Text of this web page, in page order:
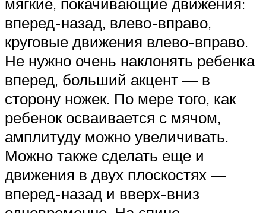
вперед-назад, влево-вправо,
круговые движения влево-вправо.
Не нужно очень наклонять ребенка
вперед, больший акцент — в
сторону ножек. По мере того, как
ребенок осваивается с мячом,
амплитуду можно увеличивать.
Можно также сделать еще и
движения в двух плоскостях —
вперед-назад и вверх-вниз